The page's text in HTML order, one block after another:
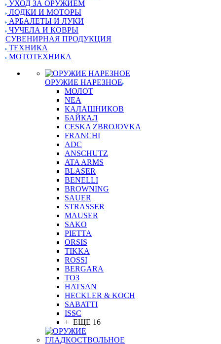
УХОД ЗА ОРУЖИЕМ
ЛОДКИ И МОТОРЫ
АРБАЛЕТЫ И ЛУКИ
ЧУЧЕЛА И КОВРЫ
СУВЕНИРНАЯ ПРОДУКЦИЯ
ТЕХНИКА
МОТОТЕХНИКА
ОРУЖИЕ НАРЕЗНОЕ
МОЛОТ
NEA
КАЛАШНИКОВ
БАЙКАЛ
CESKA ZBROJOVKA
FRANCHI
ADC
ANSCHUTZ
ATA ARMS
BLASER
BENELLI
BROWNING
SAUER
STRASSER
MAUSER
SAKO
PIETTA
ORSIS
TIKKA
ROSSI
BERGARA
ТОЗ
HATSAN
HECKLER & KOCH
SABATTI
ISSC
+ ЕЩЕ 16